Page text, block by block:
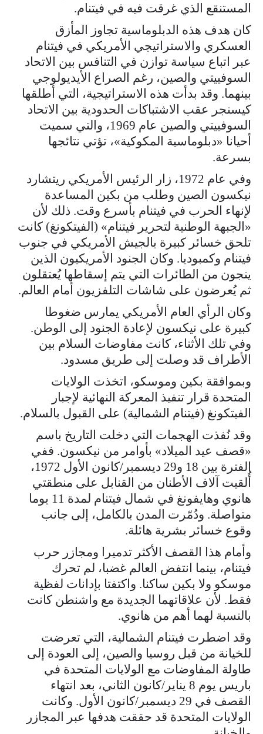
المستنقع الذي غرقت فيه في فيتنام.
كان هدف هذه الدبلوماسية تجاوز المأزق
العسكري والاستراتيجي الأمريكي في فيتنام
عبر اتباع سياسة توازن في التنافس بين الاتحاد
السوفييتي والصين، رغم الصراع الأيديولوجي
بينهما. وقد بدأت هذه الاستراتيجية، التي أطلقها
كيسنجر عقب الاشتباكات الحدودية بين الاتحاد
السوفييتي والصين عام 1969، والتي سميت
أحيانا «دبلوماسية المكوكية»، تؤتي نتائجها
بسرعة.
وفي عام 1972، زار الرئيس الأمريكي ريتشارد
نيكسون الصين وطلب من بكين المساعدة
لإنهاء الحرب في فيتنام بأسرع وقت. ذلك لأن
«الجبهة الوطنية لتحرير فيتنام» (الفيتكونغ) كانت
تلحق خسائر كبيرة بالجيش الأمريكي في جنوب
فيتنام وكمبوديا. وكان الجنود الأمريكيون الذين
ينجون من الطائرات التي يتم إسقاطها يُعتقلون
ثم يُعرضون على شاشات التلفزيون أمام العالم.
وكان الرأي العام الأمريكي يمارس ضغوطا
كبيرة على نيكسون لإعادة الجنود إلى الوطن.
وفي تلك الأثناء، كانت مفاوضات السلام بين
الأطراف قد وصلت إلى طريق مسدود.
وبموافقة بكين وموسكو، اتخذت الولايات
المتحدة قرار تنفيذ المعركة النهائية لإجبار
الفيتكونغ (فيتنام الشمالية) على القبول بالسلام.
وقد نُفذت الهجمات التي دخلت التاريخ باسم
«قصف عيد الميلاد» بأوامر من نيكسون. ففي
الفترة بين 18 و29 ديسمبر/كانون الأول 1972،
أُلقيت آلاف الأطنان من القنابل على منطقتي
هانوي وهايفونغ في شمال فيتنام لمدة 11 يوما
متواصلة. ودُمّرت المدن بالكامل، إلى جانب
وقوع خسائر بشرية هائلة.
وأمام هذا القصف الأكثر تدميرا ومجازر حرب
فيتنام، بينما انتفض العالم غضبا، لم تحرك
موسكو ولا بكين ساكنا. واكتفتا بإدانات لفظية
فقط. لأن علاقاتهما الجديدة مع واشنطن كانت
بالنسبة لهما أهم من هانوي.
وقد اضطرت فيتنام الشمالية، التي تعرضت
للخيانة من قبل روسيا والصين، إلى العودة إلى
طاولة المفاوضات مع الولايات المتحدة في
باريس يوم 8 يناير/كانون الثاني، بعد انتهاء
القصف في 29 ديسمبر/كانون الأول. وكانت
الولايات المتحدة قد حققت هدفها عبر المجازر